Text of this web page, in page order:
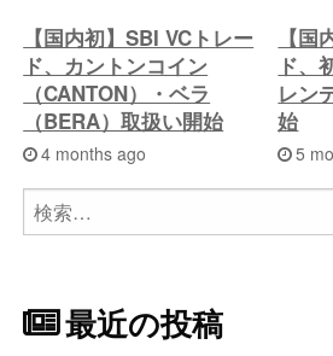
【国内初】SBI VCトレー
ド、カントンコイン
（CANTON）・ベラ
（BERA）取扱い開始
4 months ago
【
ド、
レン
始
5
検
索:
最近の投稿